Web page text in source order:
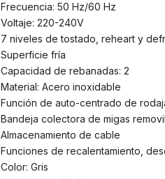
Frecuencia: 50 Hz/60 Hz
Voltaje: 220-240V
7 niveles de tostado, reheart y
Superficie fría
Capacidad de rebanadas: 2
Material: Acero inoxidable
Función de auto-centrado de
Bandeja colectora de migas
Almacenamiento de cable
Funciones de recalentamiento,
Color: Gris